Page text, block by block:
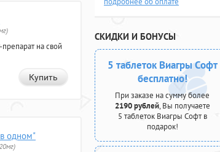
на свой
Купить
одном"
СКИДКИ И БОНУСЫ
5 таблеток Виагры Софт
бесплатно!
При заказе на сумму более
2190 рублей, Вы получаете
5 таблеток Виагры Софт в
подарок!